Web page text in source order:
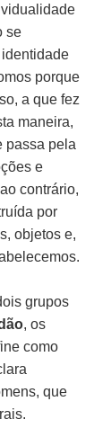
se
porque
a que fez
maneira,
passa pela
e
contrário,
por
objetos e,
grupos
, os
como
que